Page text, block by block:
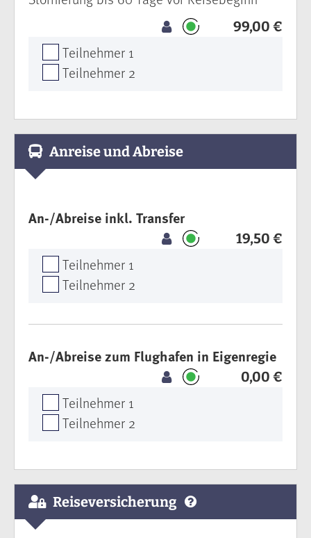
99,00 €
Teilnehmer 1
Teilnehmer 2
Anreise und Abreise
An-/Abreise inkl. Transfer
19,50 €
Teilnehmer 1
Teilnehmer 2
An-/Abreise zum Flughafen in Eigenregie
0,00 €
Teilnehmer 1
Teilnehmer 2
Reiseversicherung